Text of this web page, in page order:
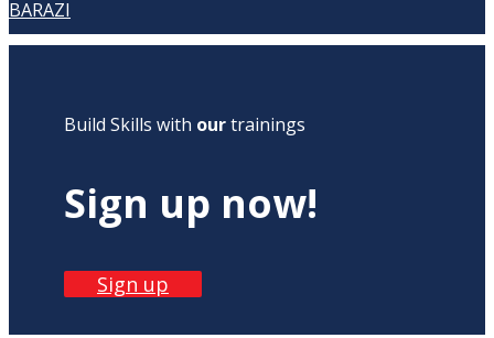
BARAZI
Build Skills with ourtrainings
Sign up now!
Sign up